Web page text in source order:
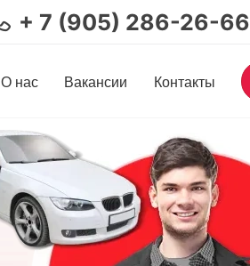
+ 7 (905) 286-26-66
О нас Вакансии Контакты